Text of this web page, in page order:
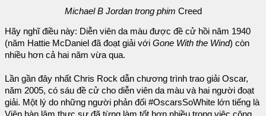
Michael B Jordan trong phim Creed
Hãy nghĩ điều này: Diễn viên da màu được đề cử hồi năm 1940
(năm Hattie McDaniel đã đoạt giải với Gone With the Wind) còn
nhiều hơn cả hai năm vừa qua.
Lần gần đây nhất Chris Rock dẫn chương trình trao giải Oscar,
năm 2005, có sáu đề cử cho diễn viên da màu và hai người đoạt
giải. Một lý do những người phản đối #OscarsSoWhite lớn tiếng là